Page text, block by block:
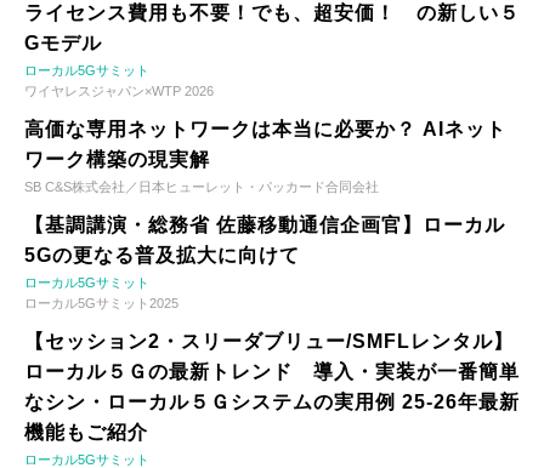
ライセンス費用も不要！でも、超安価！ の新しい５
Gモデル
ローカル5Gサミット
ワイヤレスジャパン×WTP 2026
高価な専用ネットワークは本当に必要か？ AIネット
ワーク構築の現実解
SB C&S株式会社／日本ヒューレット・パッカード合同会社
【基調講演・総務省 佐藤移動通信企画官】ローカル
5Gの更なる普及拡大に向けて
ローカル5Gサミット
ローカル5Gサミット2025
【セッション2・スリーダブリュー/SMFLレンタル】
ローカル５Ｇの最新トレンド 導入・実装が一番簡単
なシン・ローカル５Ｇシステムの実用例 25-26年最新
機能もご紹介
ローカル5Gサミット